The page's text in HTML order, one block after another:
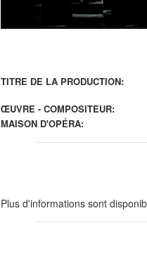
TITRE DE LA PRODUCTION:
ŒUVRE - COMPOSITEUR:
MAISON D'OPÉRA:
Plus d'informations sont